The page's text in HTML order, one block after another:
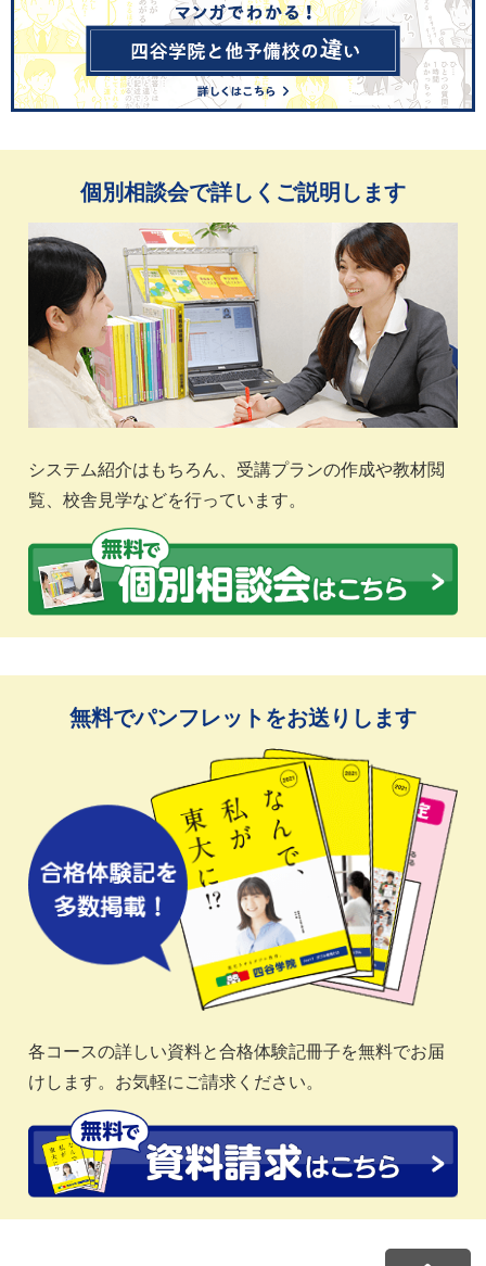
個別相談会で詳しくご説明します
システム紹介はもちろん、受講プランの作成や教材閲
覧、校舎見学などを行っています。
無料でパンフレットをお送りします
各コースの詳しい資料と合格体験記冊子を無料でお届
けします。お気軽にご請求ください。